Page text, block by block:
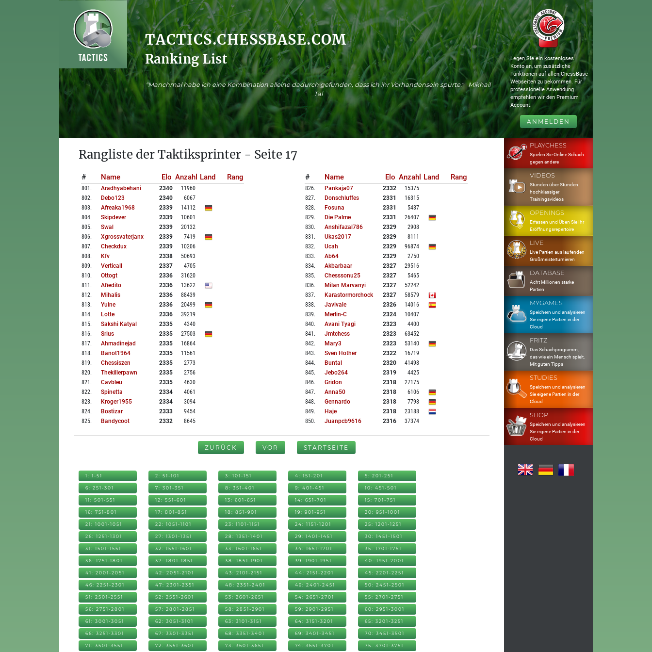
TACTICS.CHESSBASE.COM
Ranking List
"Manchmal habe ich eine Kombination alleine dadurch gefunden, dass ich ihr Vorhandensein spürte." Mikhail
Tal
Legen Sie ein kostenloses
Konto an, um zusätzliche
Funktionen auf allen ChessBase
Webseiten zu bekommen. Für
professionelle Anwendung
empfehlen wir den Premium
Account.
ANMELDEN
Rangliste der Taktiksprinter - Seite 17
# Name Elo Anzahl Land Rang
801 . Aradhyabehani 2340
11960
802. Debo123 2340
6067
803. Afreaka1968 2339
14112
804. Skipdever 2339
10601
805. Swal 2339
20132
806. Xgrossvaterjanx 2339
7419
807. Checkdux 2339
10206
808. Kfv 2338
50693
809. Verticall 2337
4705
810. Ottogt 2336
31620
811 . Afiedito 2336
13622
812. Mihalis 2336
88439
813. Yuine 2336
20499
814. Lotte 2336
39219
815. Sakshi Katyal 2335
4340
816. Srius 2335
27503
817. Ahmadinejad 2335
16864
818. Banot1964 2335
11561
819. Chessiszen 2335
2773
820. Thekillerpawn 2335
2756
821 . Cavbleu 2335
4630
822. Spinetta 2334
4061
823. Kroger1955 2334
3094
824. Bostizar 2333
9454
825. Bandycoot 2332 8645
# Name Elo Anzahl Land Rang
826. Pankaja07 2332
15375
827. Donschluffes 2331
16315
828. Fosuna 2331
5437
829. Die Palme 2331
26407
830. Anshifazal786 2329
2908
831 . Ukas2017 2329
8111
832. Ucah 2329
96874
833. Ab64 2329
2750
834. Akbarbaar 2327
29516
835. Chesssonu25 2327
5465
836. Milan Marvanyi 2327
52242
837. Karastormorchock 2327
58579
838. Javivale 2326
14016
839. Merlin-C 2324
10407
840. Avani Tyagi 2323
4400
841 . Jmtchess 2323
63452
842. Mary3 2323
53140
843. Sven Hother 2322
16719
844. Buntal 2320
41498
845. Jebo264 2319
4425
846. Gridon 2318
27175
847. Anna50 2318
6106
848. Gennardo 2318
7798
849. Haje 2318
23188
850. Juanpcb9616 2316 37374
ZURÜCK VOR STARTSEITE
1: 1-51 2: 51-101 3: 101-151 4: 151-201 5: 201-251
6: 251-301 7: 301-351 8: 351-401 9: 401-451 10: 451-501
11: 501-551 12: 551-601 13: 601-651 14: 651-701 15: 701-751
16: 751-801 17: 801-851 18: 851-901 19: 901-951 20: 951-1001
21: 1001-1051 22: 1051-1101 23: 1101-1151 24: 1151-1201 25: 1201-1251
26: 1251-1301 27: 1301-1351 28: 1351-1401 29: 1401-1451 30: 1451-1501
31: 1501-1551 32: 1551-1601 33: 1601-1651 34: 1651-1701 35: 1701-1751
36: 1751-1801 37: 1801-1851 38: 1851-1901 39: 1901-1951 40: 1951-2001
41: 2001-2051 42: 2051-2101 43: 2101-2151 44: 2151-2201 45: 2201-2251
46: 2251-2301 47: 2301-2351 48: 2351-2401 49: 2401-2451 50: 2451-2501
51: 2501-2551 52: 2551-2601 53: 2601-2651 54: 2651-2701 55: 2701-2751
56: 2751-2801 57: 2801-2851 58: 2851-2901 59: 2901-2951 60: 2951-3001
61: 3001-3051 62: 3051-3101 63: 3101-3151 64: 3151-3201 65: 3201-3251
66: 3251-3301 67: 3301-3351 68: 3351-3401 69: 3401-3451 70: 3451-3501
71: 3501-3551 72: 3551-3601 73: 3601-3651 74: 3651-3701 75: 3701-3751
PLAYCHESS
Spielen Sie Online Schach
gegen andere
VIDEOS
Stunden über Stunden
hochklassiger
Trainingsvideos
OPENINGS
Erfassen und Üben Sie Ihr
Eröffnungsrepertoire
LIVE
Live Partien aus laufenden
Großmeisterturnieren
DATABASE
Acht Millionen starke
Partien
MYGAMES
Speichern und analysieren
Sie eigene Partien in der
Cloud
FRITZ
Das Schachprogramm,
das wie ein Mensch spielt.
Mit guten Tipps
STUDIES
Speichern und analysieren
Sie eigene Partien in der
Cloud
SHOP
Speichern und analysieren
Sie eigene Partien in der
Cloud